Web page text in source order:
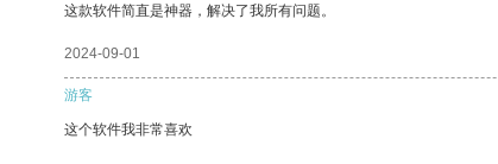
这款软件简直是神器，解决了我所有问题。
2024-09-01
游客
这个软件我非常喜欢